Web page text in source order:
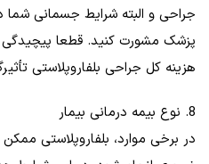
جراحی و البته شرایط جسمانی شما
پزشک مشورت کنید. قطعا
هزینه کل جراحی بلفاروپلاستی
8. نوع بیمه درمانی بیمار
در برخی موارد، بلفاروپلاستی